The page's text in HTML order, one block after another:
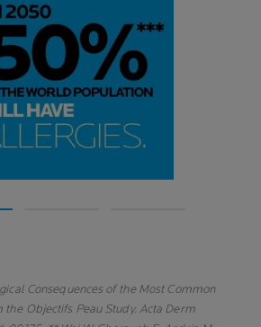
Consequences of the Most Common
Objectifs Peau Study. Acta Derm